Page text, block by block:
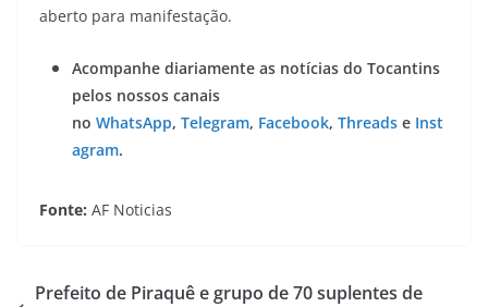
aberto para manifestação.
Acompanhe diariamente as notícias do Tocantins
pelos nossos canais
no WhatsApp, Telegram, Facebook, Threads e Inst
agram.
Fonte: AF Noticias
Prefeito de Piraquê e grupo de 70 suplentes de